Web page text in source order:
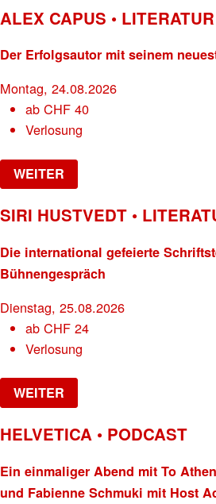
ALEX CAPUS • LITERATUR
Der Erfolgsautor mit seinem
Montag, 24.08.2026
abCHF 40
Verlosung
WEITER
SIRI HUSTVEDT •
Die international gefeierte
Bühnengespräch
Dienstag, 25.08.2026
abCHF 24
Verlosung
WEITER
HELVETICA • PODCAST
Ein einmaliger Abend mit To
und Fabienne Schmuki mit Host